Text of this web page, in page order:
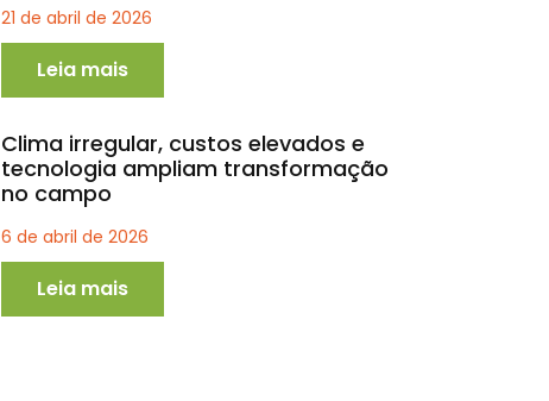
21 de abril de 2026
Leia mais
Clima irregular, custos elevados e
tecnologia ampliam transformação
no campo
6 de abril de 2026
Leia mais